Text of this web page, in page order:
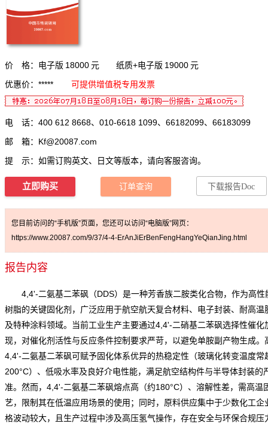
价 格：电子版 18000 元 纸质+电子版 19000 元
优惠价：*****
可提供增值税专用发票
电 话：400 612 8668、010-6618 1099、66182099、66183099
邮 箱： Kf@20087.com
提 示：如需订购英文、日文等版本，请向客服咨询。
立即购买 订单查询 下载报告Doc
您目前访问的“手机版”页面，您还可以访问“电脑版”网页：
https://www.20087.com/9/37/4-4-ErAnJiErBenFengHangYeQianJing.html
报告内容
4,4'-二氨基二苯砜（DDS）是一种芳香族二胺类化合物，作为高性
树脂的关键固化剂，广泛应用于航空航天复合材料、电子封装、耐高温
及特种涂料领域。当前工业生产主要通过4,4'-二硝基二苯砜选择性催化
现，对催化剂活性与反应条件控制要求严苛，以避免单胺副产物生成。
4,4'-二氨基二苯砜可赋予固化体系优异的热稳定性（玻璃化转变温度常
200°C）、低吸水率及良好介电性能，满足航空结构件与半导体封装的
准。然而，4,4'-二氨基二苯砜熔点高（约180°C）、溶解性差，需高温
艺，限制其在低温应用场景的使用；同时，原料供应集中于少数化工企
格波动较大，且生产过程中涉及高压氢气操作，存在安全与环保合规压